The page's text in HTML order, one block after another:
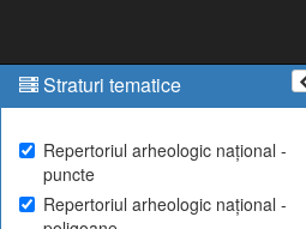
Straturi tematice
Repertoriul arheologic național -
puncte
Repertoriul arheologic național -